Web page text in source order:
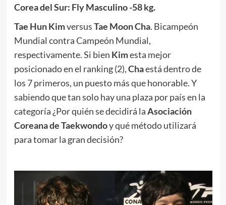
Corea del Sur: Fly Masculino -58 kg.
Tae Hun KimversusTae Moon Cha. Bicampeón
Mundial contra Campeón Mundial,
respectivamente. Si bien Kimesta mejor
posicionado en el ranking (2),Chaestá dentro de
los 7 primeros, un puesto más que honorable. Y
sabiendo que tan solo hay una plaza por país en la
categoría ¿Por quién se decidirá laAsociación
Coreana de Taekwondoy qué método utilizará
para tomar la gran decisión?